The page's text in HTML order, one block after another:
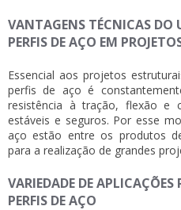
VANTAGENS TÉCNICAS DO
PERFIS DE AÇO EM
Essencial aos projetos
perfis de aço é
resistência à tração, flexão e
estáveis e seguros. Por esse
aço estão entre os produtos
para a realização de grandes
VARIEDADE DE
PERFIS DE AÇO